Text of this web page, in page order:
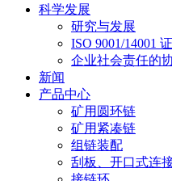
科学发展
研究与发展
ISO 9001/14001
企业社会责任的
新闻
产品中心
矿用圆环链
矿用紧凑链
组链装配
刮板、开口式连